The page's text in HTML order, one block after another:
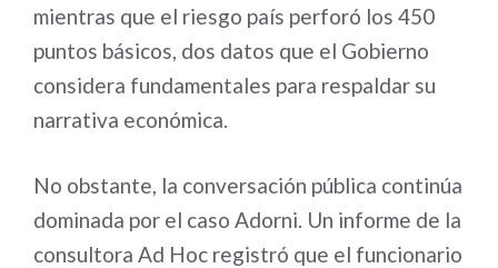
mientras que el riesgo país perforó los 450
puntos básicos, dos datos que el Gobierno
considera fundamentales para respaldar su
narrativa económica.
No obstante, la conversación pública continúa
dominada por el caso Adorni. Un informe de la
consultora Ad Hoc registró que el funcionario